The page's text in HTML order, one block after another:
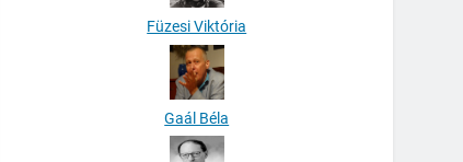
Füzesi Viktória
Gaál Béla